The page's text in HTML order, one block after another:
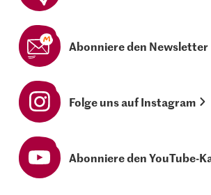
Abonniere den Newsletter
Folge uns auf Instagram
Abonniere den YouTube-